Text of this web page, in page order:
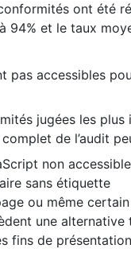
ont été
94% et le taux
pas accessibles
jugées les
de l’audit
non
sans étiquette
ou même
une alternative
fins de